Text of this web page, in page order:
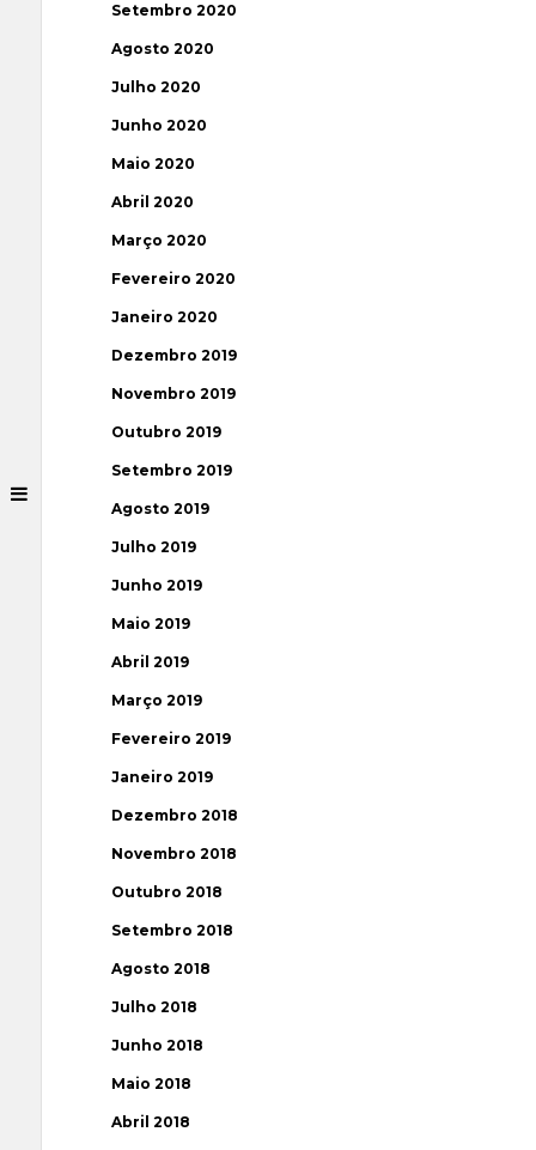
Setembro 2020
Agosto 2020
Julho 2020
Junho 2020
Maio 2020
Abril 2020
Março 2020
Fevereiro 2020
Janeiro 2020
Dezembro 2019
Novembro 2019
Outubro 2019
Setembro 2019
Agosto 2019
Julho 2019
Junho 2019
Maio 2019
Abril 2019
Março 2019
Fevereiro 2019
Janeiro 2019
Dezembro 2018
Novembro 2018
Outubro 2018
Setembro 2018
Agosto 2018
Julho 2018
Junho 2018
Maio 2018
Abril 2018